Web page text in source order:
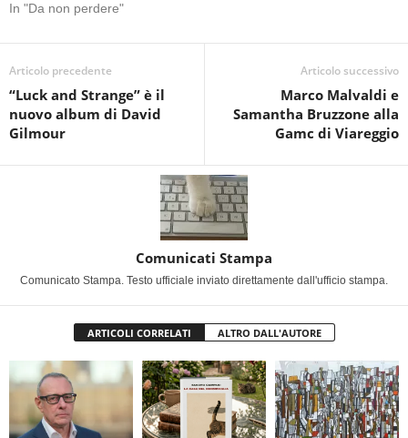
In "Da non perdere"
Articolo precedente
“Luck and Strange” è il
nuovo album di David
Gilmour
Articolo successivo
Marco Malvaldi e
Samantha Bruzzone alla
Gamc di Viareggio
Comunicati Stampa
Comunicato Stampa. Testo ufficiale inviato direttamente dall'ufficio stampa.
ARTICOLI CORRELATI ALTRO DALL'AUTORE